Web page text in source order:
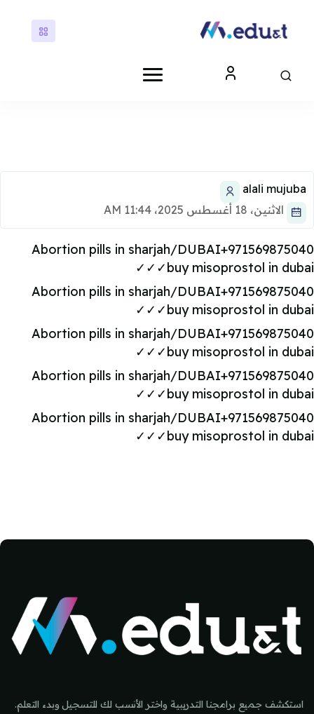
alali
الاثنين، 18 أغسطس 2025، 11:44 AM
Abortion pills in sharjah/
✓✓✓buy misoprostol in
Abortion pills in sharjah/
✓✓✓buy misoprostol in
Abortion pills in sharjah/
✓✓✓buy misoprostol in
Abortion pills in sharjah/
✓✓✓buy misoprostol in
Abortion pills in sharjah/
✓✓✓buy misoprostol in
استكشف جميع برامجنا التدريبية واختر الأنسب لك للتسجيل وبدء التعلم.